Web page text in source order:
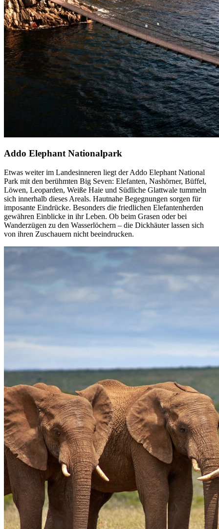
Addo Elephant Nationalpark
Etwas weiter im Landesinneren liegt der Addo Elephant National
Park mit den berühmten Big Seven: Elefanten, Nashörner, Büffel,
Löwen, Leoparden, Weiße Haie und Südliche Glattwale tummeln
sich innerhalb dieses Areals. Hautnahe Begegnungen sorgen für
imposante Eindrücke. Besonders die friedlichen Elefantenherden
gewähren Einblicke in ihr Leben. Ob beim Grasen oder bei
Wanderzügen zu den Wasserlöchern – die Dickhäuter lassen sich
von ihren Zuschauern nicht beeindrucken.